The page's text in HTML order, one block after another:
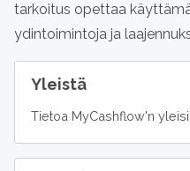
tarkoitus opettaa
ydintoimintoja ja
Yleistä
Tietoa MyCashflow'n